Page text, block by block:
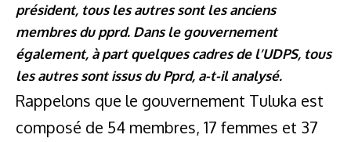
président, tous les autres sont les anciens
membres du pprd. Dans le gouvernement
également, à part quelques cadres de l’UDPS, tous
les autres sont issus du Pprd, a-t-il analysé.
Rappelons que le gouvernement Tuluka est
composé de 54 membres, 17 femmes et 37